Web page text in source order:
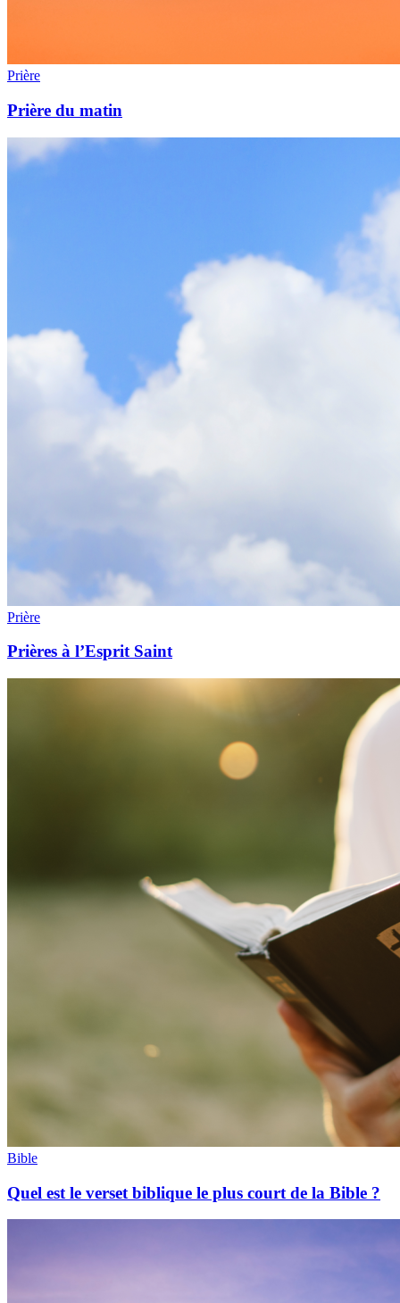
Prière
Prière du matin
Prière
Prières à l’Esprit Saint
Bible
Quel est le verset biblique le plus court de la Bible ?